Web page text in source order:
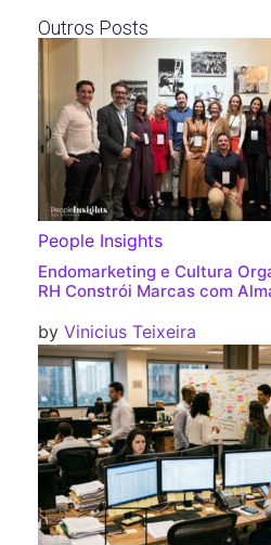
Outros Posts
People Insights
Endomarketing e Cultura
RH Constrói Marcas com
by Vinicius Teixeira